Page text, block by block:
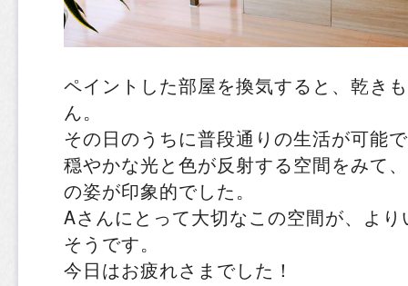
ペイントした部屋を換気すると、乾き
ん。
その日のうちに普段通りの生活が可能
穏やかな光と色が反射する空間をみて
の姿が印象的でした。
Aさんにとって大切なこの空間が、よ
そうです。
今日はお疲れさまでした！